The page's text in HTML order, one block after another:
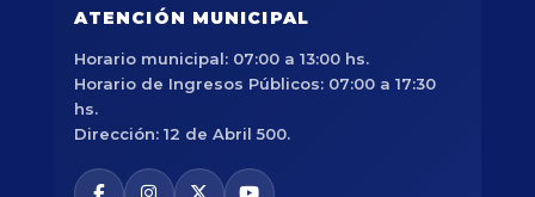
ATENCIÓN MUNICIPAL
Horario municipal: 07:00 a 13:00 hs.
Horario de Ingresos Públicos: 07:00 a 17:30
hs.
Dirección: 12 de Abril 500.